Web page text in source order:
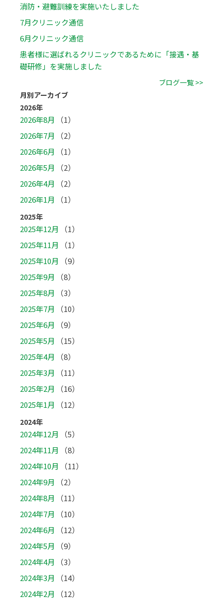
消防・避難訓練を実施いたしました
7月クリニック通信
6月クリニック通信
患者様に選ばれるクリニックであるために「接遇・基
礎研修」を実施しました
ブログ一覧 >>
月別アーカイブ
2026年
2026年8月
（1）
2026年7月
（2）
2026年6月
（1）
2026年5月
（2）
2026年4月
（2）
2026年1月
（1）
2025年
2025年12月
（1）
2025年11月
（1）
2025年10月
（9）
2025年9月
（8）
2025年8月
（3）
2025年7月
（10）
2025年6月
（9）
2025年5月
（15）
2025年4月
（8）
2025年3月
（11）
2025年2月
（16）
2025年1月
（12）
2024年
2024年12月
（5）
2024年11月
（8）
2024年10月
（11）
2024年9月
（2）
2024年8月
（11）
2024年7月
（10）
2024年6月
（12）
2024年5月
（9）
2024年4月
（3）
2024年3月
（14）
2024年2月
（12）